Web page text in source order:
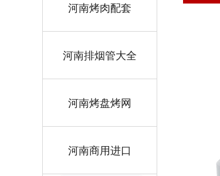
河南烤肉配套
河南排烟管大全
河南烤盘烤网
河南商用进口